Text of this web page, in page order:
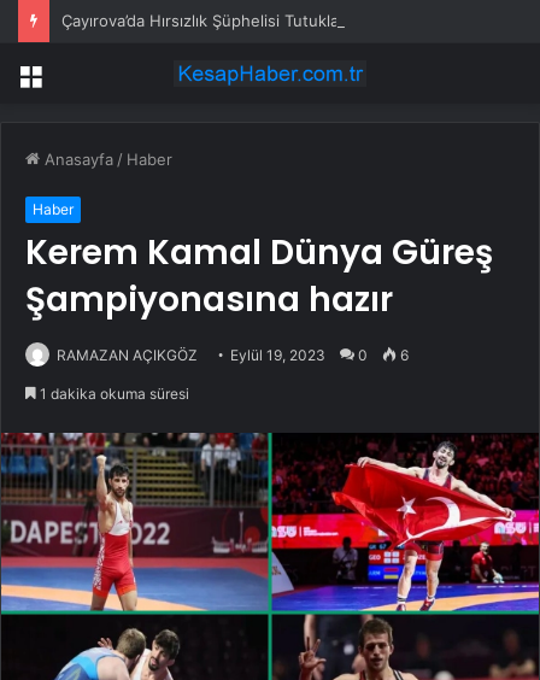
Çayırova’da Hırsızlık Şüphelisi Tutuklandı
Menü
Anasayfa / Haber
Haber
Kerem Kamal Dünya Güreş
Şampiyonasına hazır
RAMAZAN AÇIKGÖZ Eylül 19, 2023 0 6
1 dakika okuma süresi